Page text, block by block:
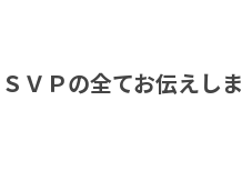
ＶＰの全てお伝えしま